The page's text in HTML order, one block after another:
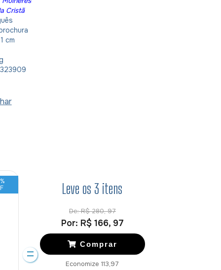
Cristã
cm
%
Leve os 3 itens
De:R$ 280, 97
Por: R$ 166, 97
Comprar
Economize113,97